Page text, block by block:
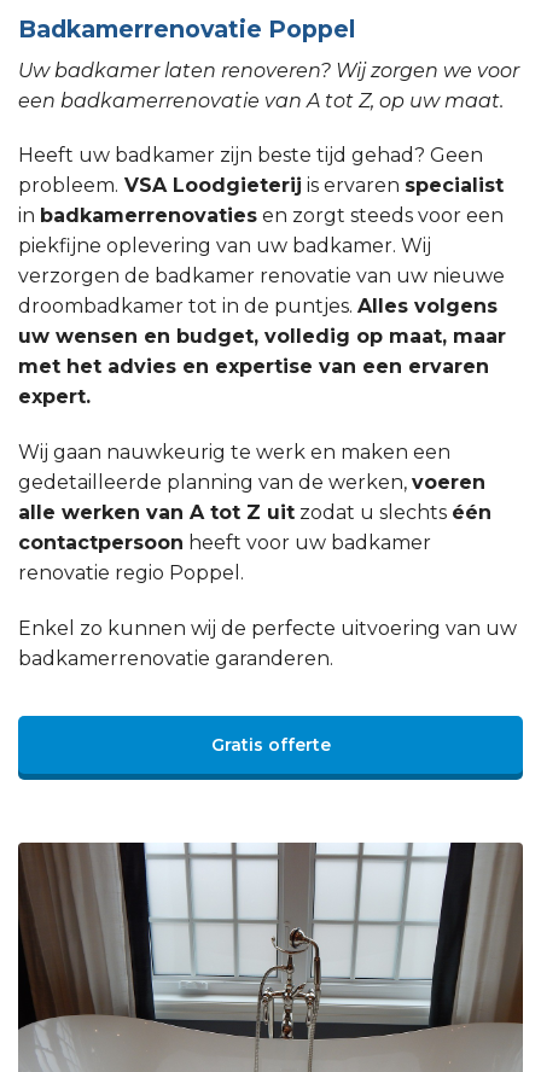
Badkamerrenovatie Poppel
Uw badkamer laten renoveren? Wij zorgen we voor
een badkamerrenovatie van A tot Z, op uw maat.
Heeft uw badkamer zijn beste tijd gehad? Geen
probleem. VSA Loodgieterij is ervaren specialist
in badkamerrenovaties en zorgt steeds voor een
piekfijne oplevering van uw badkamer. Wij
verzorgen de badkamer renovatie van uw nieuwe
droombadkamer tot in de puntjes. Alles volgens
uw wensen en budget, volledig op maat, maar
met het advies en expertise van een ervaren
expert.
Wij gaan nauwkeurig te werk en maken een
gedetailleerde planning van de werken, voeren
alle werken van A tot Z uit zodat u slechts één
contactpersoon heeft voor uw badkamer
renovatie regio Poppel.
Enkel zo kunnen wij de perfecte uitvoering van uw
badkamerrenovatie garanderen.
Gratis offerte